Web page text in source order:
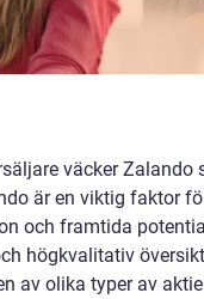
väcker Zalando
är en viktig faktor
och framtida
högkvalitativ
av olika typer av